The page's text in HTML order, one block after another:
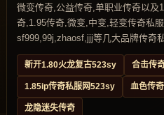
微变传奇,公益传奇,单职业传奇以及
奇,1.95传奇,微变,中变,轻变传奇私
sf999,99j,zhaosf,jjj等几大品牌传奇
新开1.80火龙复古523sy 合击传
1.85ip传奇私服网523sy 血色传
龙隐迷失传奇